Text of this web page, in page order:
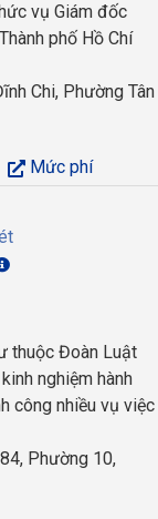
vụ Giám đốc
phố Hồ Chí
Chi, Phường Tân
Mức phí
thuộc Đoàn Luật
nghiệm hành
công nhiều vụ việc
Phường 10,